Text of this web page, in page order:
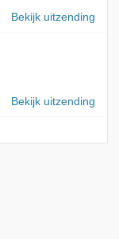
Bekijk uitzending
Bekijk uitzending